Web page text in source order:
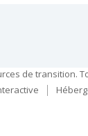
de transition.